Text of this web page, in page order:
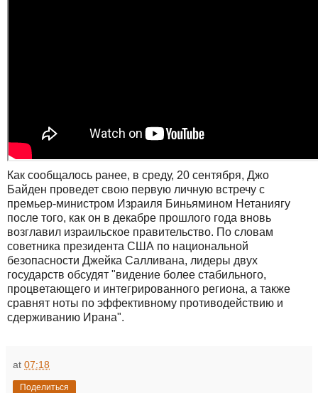
Как сообщалось ранее, в среду, 20 сентября, Джо
Байден проведет свою первую личную встречу с
премьер-министром Израиля Биньямином Нетаниягу
после того, как он в декабре прошлого года вновь
возглавил израильское правительство. По словам
советника президента США по национальной
безопасности Джейка Салливана, лидеры двух
государств обсудят "видение более стабильного,
процветающего и интегрированного региона, а также
сравнят ноты по эффективному противодействию и
сдерживанию Ирана".
at 07:18
Поделиться